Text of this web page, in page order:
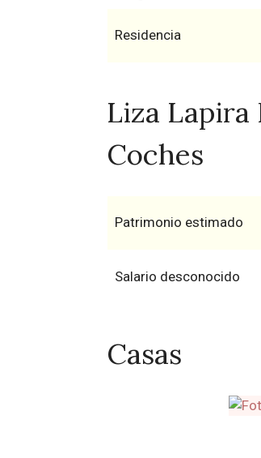
Residencia
Liza Lapira
Coches
Patrimonio estimado
Salario desconocido
Casas